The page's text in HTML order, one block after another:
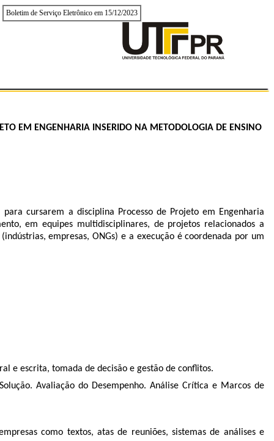
Boletim de Serviço Eletrônico em 15/12/2023
EM ENGENHARIA INSERIDO NA METODOLOGIA DE ENSINO
cursarem a disciplina Processo de Projeto em Engenharia
em equipes multidisciplinares, de projetos relacionados a
empresas, ONGs) e a execução é coordenada por um
e escrita, tomada de decisão e gestão de conflitos.
Avaliação do Desempenho. Análise Crítica e Marcos de
como textos, atas de reuniões, sistemas de análises e